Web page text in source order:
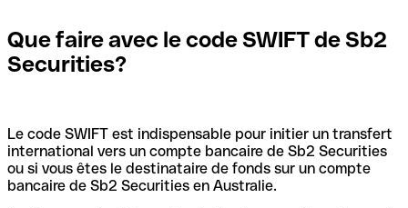
Que faire avec le code SWIFT de Sb2
Securities?
Le code SWIFT est indispensable pour initier un transfert
international vers un compte bancaire de Sb2 Securities
ou si vous êtes le destinataire de fonds sur un compte
bancaire de Sb2 Securities en Australie.